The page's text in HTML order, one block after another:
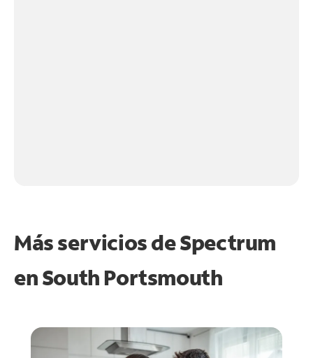
Más servicios de Spectrum
enSouth Portsmouth